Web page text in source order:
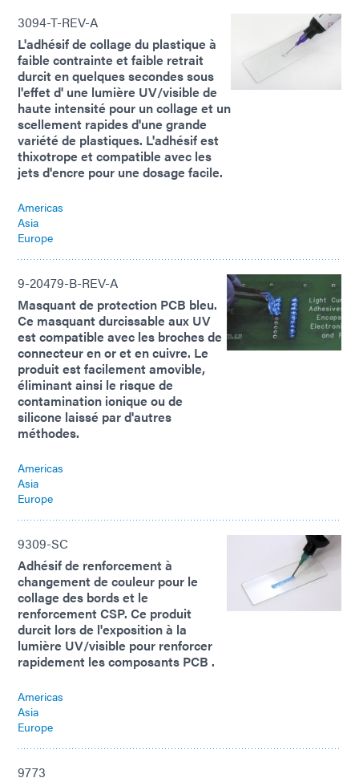
3094-T-REV-A
L'adhésif de collage du plastique à
faible contrainte et faible retrait
durcit en quelques secondes sous
l'effet d' une lumière UV/visible de
haute intensité pour un collage et un
scellement rapides d'une grande
variété de plastiques. L'adhésif est
thixotrope et compatible avec les
jets d'encre pour une dosage facile.
Americas
Asia
Europe
9-20479-B-REV-A
Masquant de protection PCB bleu.
Ce masquant durcissable aux UV
est compatible avec les broches de
connecteur en or et en cuivre. Le
produit est facilement amovible,
éliminant ainsi le risque de
contamination ionique ou de
silicone laissé par d'autres
méthodes.
Americas
Asia
Europe
9309-SC
Adhésif de renforcement à
changement de couleur pour le
collage des bords et le
renforcement CSP. Ce produit
durcit lors de l'exposition à la
lumière UV/visible pour renforcer
rapidement les composants PCB .
Americas
Asia
Europe
9773